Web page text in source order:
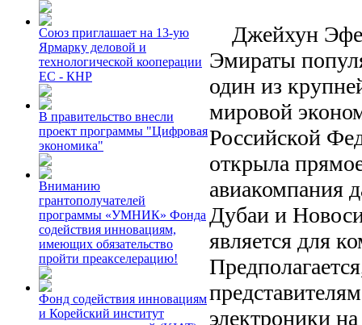
Союз приглашает на 13-ую
Ярмарку деловой и
технологической кооперации
ЕС - КНР
В правительство внесли
проект программы "Цифровая
экономика"
Вниманию
грантополучателей
программы «УМНИК» Фонда
содействия инновациям,
имеющих обязательство
пройти преакселерацию!
Фонд содействия инновациям
и Корейский институт
Джейхун
Эмираты
один из
мировой
Российской
открыла
авиакомпания
Дубаи и
является для
электроники